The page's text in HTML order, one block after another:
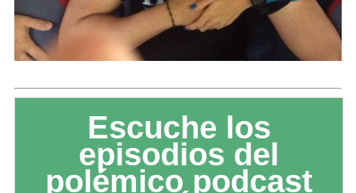
Escuche los
episodios del
polémico podcast